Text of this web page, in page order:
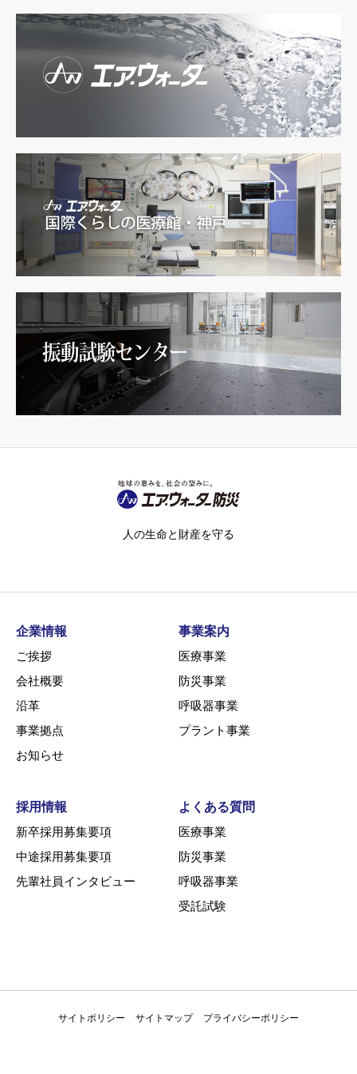
人の生命と財産を守る
企業情報
ご挨拶
会社概要
沿革
事業拠点
お知らせ
事業案内
医療事業
防災事業
呼吸器事業
プラント事業
採用情報
新卒採用募集要項
中途採用募集要項
先輩社員インタビュー
よくある質問
医療事業
防災事業
呼吸器事業
受託試験
サイトポリシー サイトマップ プライバシーポリシー